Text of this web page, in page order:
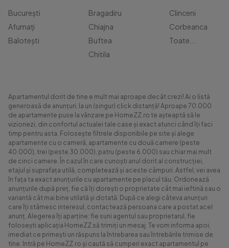
București
Afumați
Balotești
Bragadiru
Chiajna
Buftea
Chitila
Clinceni
Corbeanca
Toate...
Apartamentul dorit de tine e mult mai aproape decât crezi! Ai o listă
generoasă de anunțuri, la un (singur) click distanță! Aproape 70.000
de apartamente puse la vânzare pe HomeZZ.ro te așteaptă să le
vizionezi, din confortul actualei tale case și exact atunci când îți faci
timp pentru asta. Folosește filtrele disponibile pe site și alege
apartamente cu o cameră, apartamente cu două camere (peste
40.000), trei (peste 30.000), patru (peste 6.000) sau chiar mai mult
de cinci camere. În cazul în care cunoști anul dorit al construcției,
etajul și suprafața utilă, completează și aceste câmpuri. Astfel, vei avea
în fața ta exact anunțurile cu apartamente pe placul tău. Ordonează
anunțurile după preț, fie că îți dorești o proprietate cât mai ieftină sau o
variantă cât mai bine utilată și dotată. După ce alegi câteva anunțuri
care îți stârnesc interesul, contactează persoana care a postat acel
anunț. Alegerea îți aparține: fie suni agentul sau proprietarul, fie
folosești aplicația HomeZZ să trimiți un mesaj. Te vom informa apoi,
imediat ce primești un răspuns la întrebarea sau întrebările trimise de
tine. Intră pe HomeZZ.ro și caută să cumperi exact apartamentul pe